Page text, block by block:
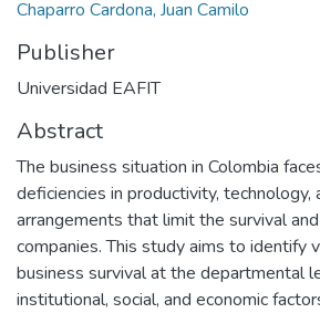
Chaparro Cardona, Juan Camilo
Publisher
Universidad EAFIT
Abstract
The business situation in Colombia
deficiencies in productivity, technology,
arrangements that limit the survival
companies. This study aims to identify
business survival at the departmental
institutional, social, and economic